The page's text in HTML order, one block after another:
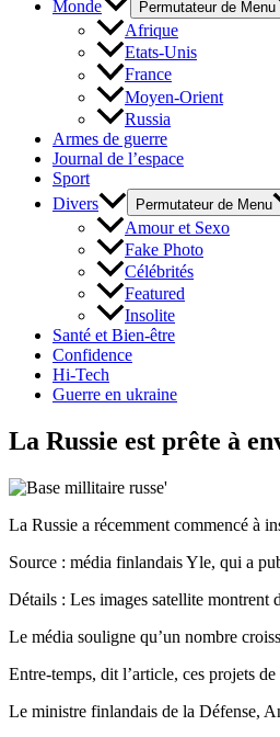
Monde Permutateur de Menu
Afrique
Etats-Unis
France
Moyen-Orient
Russia
Armes de guerre
Journal de l’espace
Sport
Divers
Permutateur de Menu
Amour et Sexo
Fake Photo
Célébrités
Featured
Insolite
Santé et Bien-être
Confidence
Hi-Tech
Guerre en ukraine
La Russie est prête à
La Russie a récemment commencé à
Source : média finlandais Yle, qui a
Détails : Les images satellite montrent
Le média souligne qu’un nombre
Entre-temps, dit l’article, ces projets
Le ministre finlandais de la Défense,